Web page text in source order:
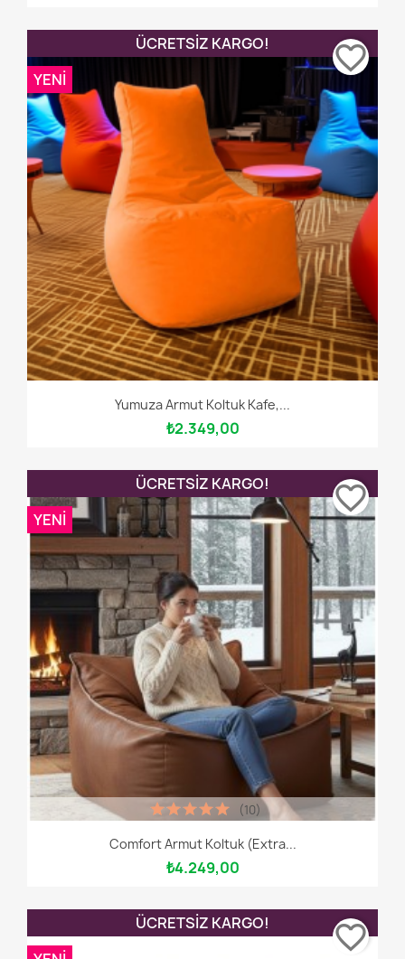
Yumuza Armut Koltuk Kafe,...
₺2.349,00
ÜCRETSIZ KARGO!
YENI
favorite_border
Comfort Armut Koltuk (Extra...
₺4.249,00
(10)
ÜCRETSIZ KARGO!
YENI
favorite_border
ÜCRETSIZ KARGO!
favorite_border